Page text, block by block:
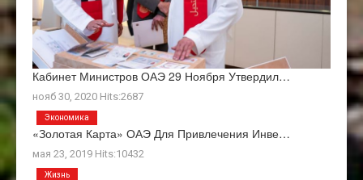
Кабинет Министров ОАЭ 29 Ноября Утвердил…
нояб 30, 2020 Hits:2687
«Золотая Карта» ОАЭ Для Привлечения Инве…
мая 23, 2019 Hits:10432
Экономика
Жизнь